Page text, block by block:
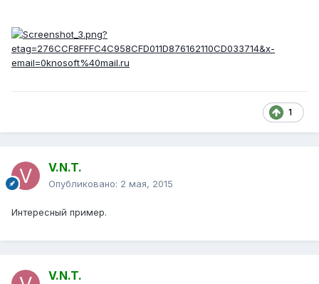
1
V.N.T.
Опубликовано: 2 мая, 2015
Интересный пример.
V.N.T.